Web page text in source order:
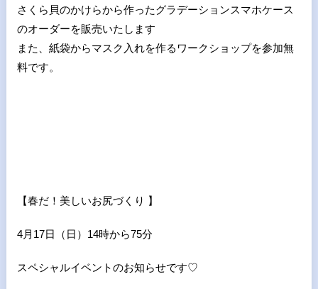
さくら貝のかけらから作ったグラデーションスマホケース
のオーダーを販売いたします
また、紙袋からマスク入れを作るワークショップを参加無
料です。
【春だ！美しいお尻づくり 】
4月17日（日）14時から75分
スペシャルイベントのお知らせです♡